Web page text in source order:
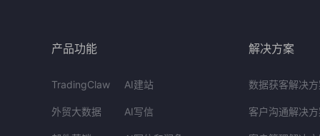
产品功能
TradingClaw
外贸大数据
AI建站
AI写信
解决方案
数据获客解决
客户沟通解决